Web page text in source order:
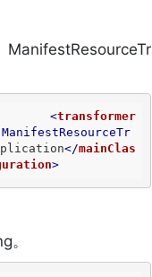
ManifestResourceTr
<transformer
</mainClas
>
。